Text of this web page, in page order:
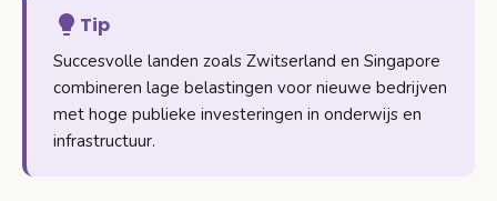
Tip
Succesvolle landen zoals Zwitserland en Singapore
combineren lage belastingen voor nieuwe bedrijven
met hoge publieke investeringen in onderwijs en
infrastructuur.